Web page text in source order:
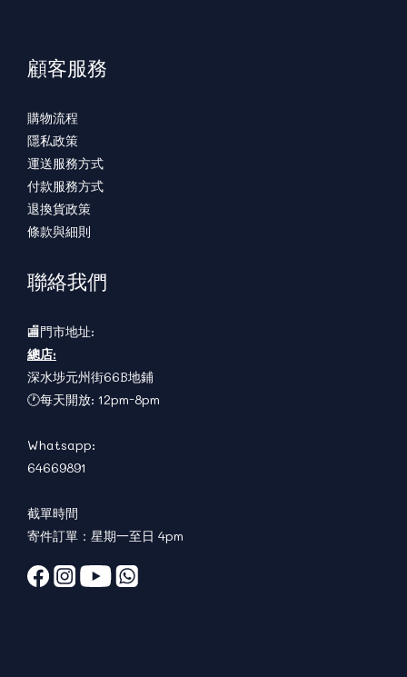
顧客服務
購物流程
隱私政策
運送服務方式
付款服務方式
退換貨政策
條款與細則
聯絡我們
🏬門市地址:
總店:
深水埗元州街66B地鋪
🕐每天開放: 12pm-8pm
Whatsapp:
64669891
截單時間
寄件訂單：星期一至日 4pm